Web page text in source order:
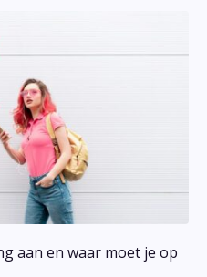
aan en waar moet je op